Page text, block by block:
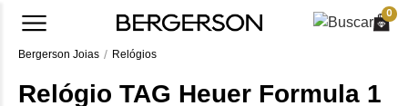
0
Bergerson Joias Relógios
Relógio TAG Heuer Formula 1